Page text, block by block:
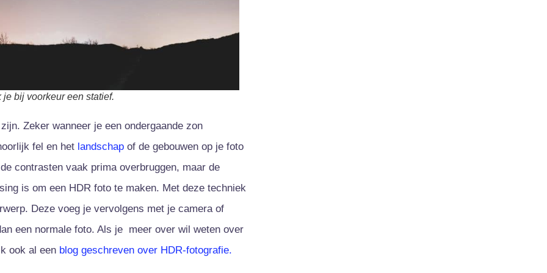
bij voorkeur een statief.
Zeker wanneer je een ondergaande zon
fel en het landschap of de gebouwen op je foto
contrasten vaak prima overbruggen, maar de
is om een HDR foto te maken. Met deze techniek
Deze voeg je vervolgens met je camera of
een normale foto. Als je meer over wil weten over
ook al een blog geschreven over HDR-fotografie.